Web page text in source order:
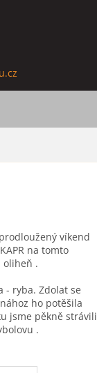
víkend
na tomto
oliheň .
- ryba. Zdolat se
ho potěšila
jsme pěkně strávili
.